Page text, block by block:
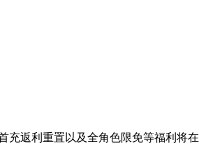
返利重置以及全角色限免等福利将